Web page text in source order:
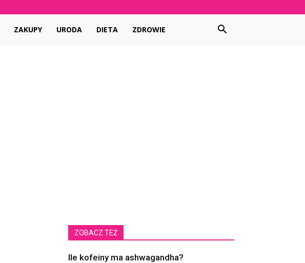
ZAKUPY URODA DIETA ZDROWIE
ZOBACZ TEŻ
Ile kofeiny ma ashwagandha?